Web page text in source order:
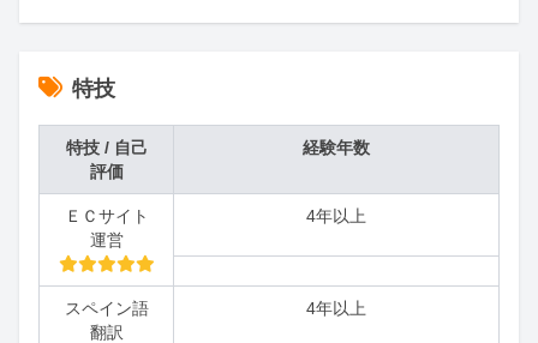
特技
特技 / 自己
評価
経験年数
ＥＣサイト
運営
4年以上
スペイン語
翻訳
4年以上